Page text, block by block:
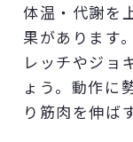
体温・代謝を
果があります
レッチやジョ
ょう。動作に
り筋肉を伸ば